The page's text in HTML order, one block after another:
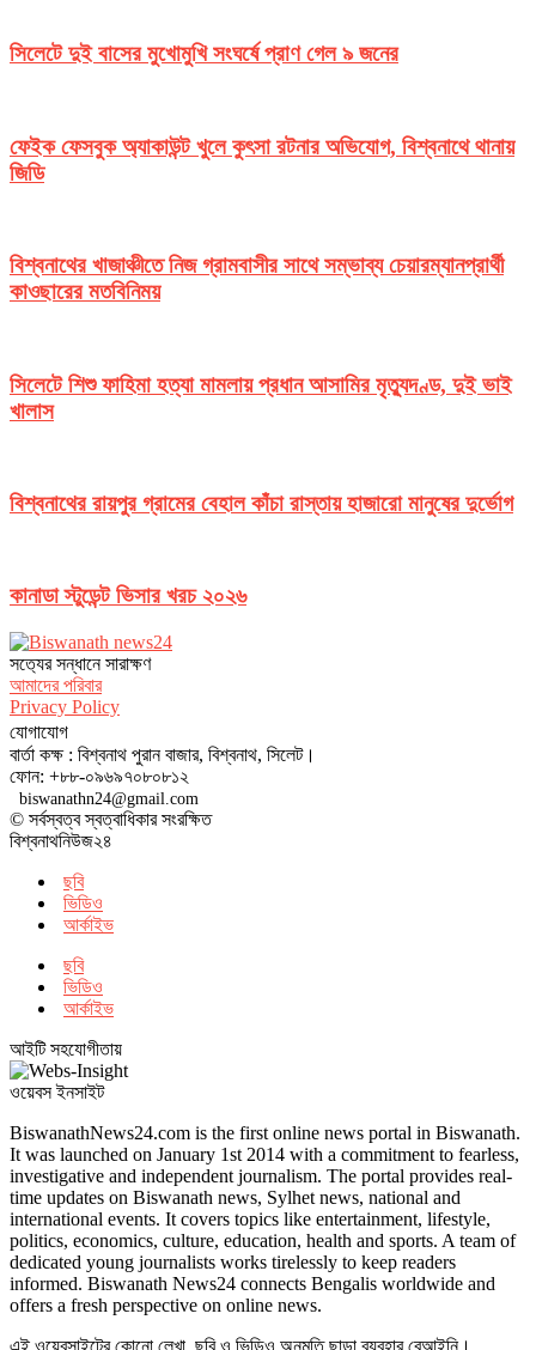
সিলেটে দুই বাসের মুখোমুখি সংঘর্ষে প্রাণ গেল ৯ জনের
ফেইক ফেসবুক অ্যাকাউন্ট খুলে কুৎসা রটনার অভিযোগ, বিশ্বনাথে থানায়
জিডি
বিশ্বনাথের খাজাঞ্চীতে নিজ গ্রামবাসীর সাথে সম্ভাব্য চেয়ারম্যানপ্রার্থী
কাওছারের মতবিনিময়
সিলেটে শিশু ফাহিমা হত্যা মামলায় প্রধান আসামির মৃত্যুদণ্ড, দুই ভাই
খালাস
বিশ্বনাথের রায়পুর গ্রামের বেহাল কাঁচা রাস্তায় হাজারো মানুষের দুর্ভোগ
কানাডা স্টুডেন্ট ভিসার খরচ ২০২৬
সত‌্যের সন্ধানে সারাক্ষণ
আমাদের পরিবার
Privacy Policy
যোগাযোগ
বার্তা কক্ষ : বিশ্বনাথ পুরান বাজার, বিশ্বনাথ, সিলেট।
ফোন: +৮৮-০৯৬৯৭০৮০৮১২
biswanathn24@gmail.com
© সর্বস্বত্ব স্বত্বাধিকার সংরক্ষিত
বিশ্বনাথনিউজ২৪
ছবি
ভিডিও
আর্কাইভ
ছবি
ভিডিও
আর্কাইভ
আইটি সহযোগীতায়
ওয়েবস ইনসাইট
BiswanathNews24.com is the first online news portal in Biswanath.
It was launched on January 1st 2014 with a commitment to fearless,
investigative and independent journalism. The portal provides real-
time updates on Biswanath news, Sylhet news, national and
international events. It covers topics like entertainment, lifestyle,
politics, economics, culture, education, health and sports. A team of
dedicated young journalists works tirelessly to keep readers
informed. Biswanath News24 connects Bengalis worldwide and
offers a fresh perspective on online news.